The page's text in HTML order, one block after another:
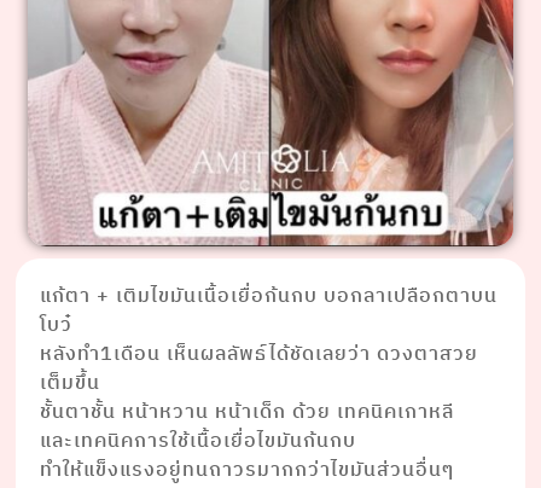
แก้ตา + เติมไขมันเนื้อเยื่อก้นกบ บอกลาเปลือกตาบน
โบว๋
หลังทำ1เดือน เห็นผลลัพธ์ได้ชัดเลยว่า ดวงตาสวย
เต็มขึ้น
ชั้นตาชั้น หน้าหวาน หน้าเด็ก ด้วย เทคนิคเกาหลี
และเทคนิคการใช้เนื้อเยื่อไขมันก้นกบ
ทำให้แข็งแรงอยู่ทนถาวรมากกว่าไขมันส่วนอื่นๆ